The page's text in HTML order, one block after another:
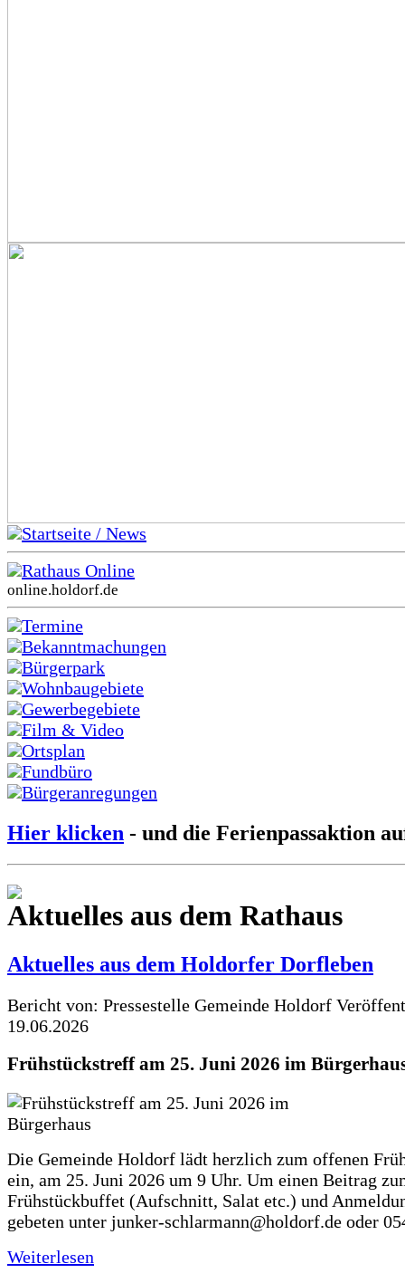
Startseite / News
Rathaus Online
online.holdorf.de
Termine
Bekanntmachungen
Bürgerpark
Wohnbaugebiete
Gewerbegebiete
Film & Video
Ortsplan
Fundbüro
Bürgeranregungen
Hier klicken - und die Ferienpassaktion
Aktuelles aus dem Rathaus
Aktuelles aus dem Holdorfer Dorfleben
Bericht von: Pressestelle Gemeinde Holdorf
19.06.2026
Frühstückstreff am 25. Juni 2026 im
Die Gemeinde Holdorf lädt herzlich zum offenen
ein, am 25. Juni 2026 um 9 Uhr. Um einen Beitrag
Frühstückbuffet (Aufschnitt, Salat etc.) und
gebeten unter junker-schlarmann@holdorf.de oder
Weiterlesen